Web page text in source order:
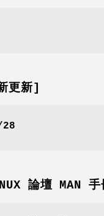
更新]
論壇 MAN